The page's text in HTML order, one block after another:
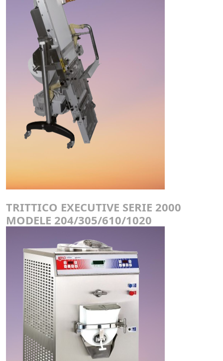
TRITTICO EXECUTIVE SERIE 2000
MODELE 204/305/610/1020